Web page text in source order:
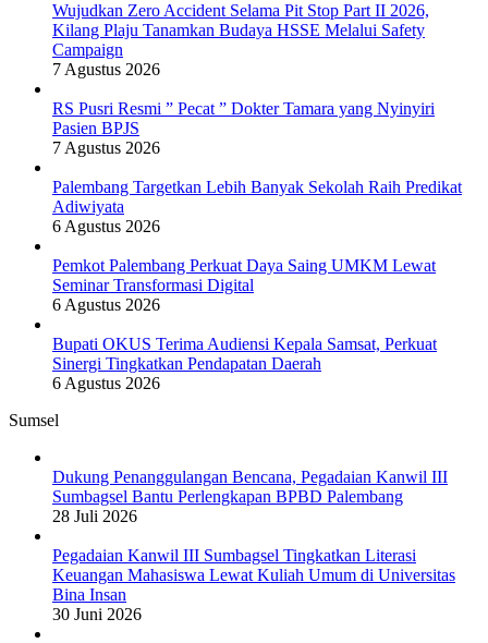
Wujudkan Zero Accident Selama Pit Stop Part II 2026,
Kilang Plaju Tanamkan Budaya HSSE Melalui Safety
Campaign
7 Agustus 2026
RS Pusri Resmi ” Pecat ” Dokter Tamara yang Nyinyiri
Pasien BPJS
7 Agustus 2026
Palembang Targetkan Lebih Banyak Sekolah Raih Predikat
Adiwiyata
6 Agustus 2026
Pemkot Palembang Perkuat Daya Saing UMKM Lewat
Seminar Transformasi Digital
6 Agustus 2026
Bupati OKUS Terima Audiensi Kepala Samsat, Perkuat
Sinergi Tingkatkan Pendapatan Daerah
6 Agustus 2026
Sumsel
Dukung Penanggulangan Bencana, Pegadaian Kanwil III
Sumbagsel Bantu Perlengkapan BPBD Palembang
28 Juli 2026
Pegadaian Kanwil III Sumbagsel Tingkatkan Literasi
Keuangan Mahasiswa Lewat Kuliah Umum di Universitas
Bina Insan
30 Juni 2026